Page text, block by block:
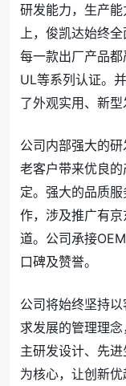
研发能力，生产
上，俊凯达始终
每一款出厂产品都
UL等系列认证。
了外观实用、新型
公司内部强大的
老客户带来优良
定。强大的品质
作，涉及推广有
道。公司承接
口碑及赞誉。
公司将始终坚持
求发展的管理理
主研发设计、先
为核心，让创新优